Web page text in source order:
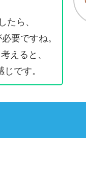
たら、
要ですね。
えると、
です。